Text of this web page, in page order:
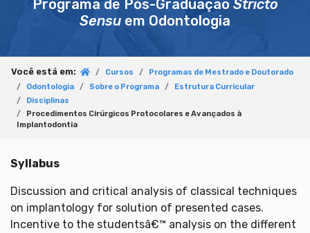
Programa de Pós-Graduação Stricto
Sensu em Odontologia
Você está em: Cursos
Programas de Mestrado e Doutorado
Odontologia
Sobre o Programa
Estrutura Curricular
Disciplinas
Procedimentos Cirúrgicos Protocolares e Avançados à
Implantodontia
Syllabus
Discussion and critical analysis of classical techniques
on implantology for solution of presented cases.
Incentive to the studentsâ€™ analysis on the different